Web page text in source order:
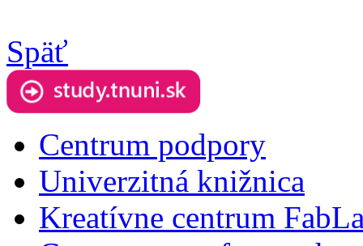
Späť
Centrum podpory
Univerzitná knižnica
Kreatívne centrum